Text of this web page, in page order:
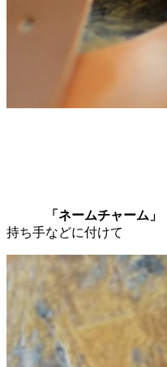
「ネームチャーム」
持ち手などに付けて